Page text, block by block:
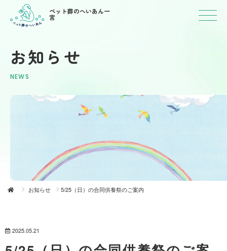
ペット葬のへいあん一
宮
お知らせ
NEWS
お知らせ 5/25（日）の合同供養祭のご案内
2025.05.21